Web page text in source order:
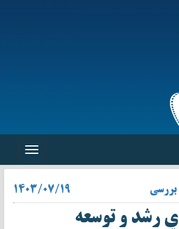
Toggle
بررسی ۱۴۰۳/۰۷/۱۹
رشد و توسعه